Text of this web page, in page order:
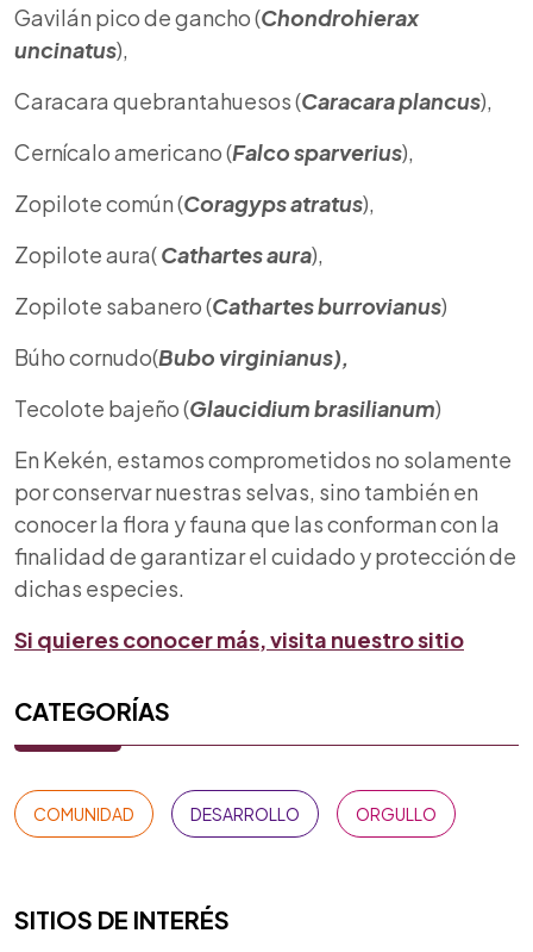
Gavilán pico de gancho (Chondrohierax
uncinatus),
Caracara quebrantahuesos (Caracara plancus),
Cernícalo americano (Falco sparverius),
Zopilote común (Coragyps atratus),
Zopilote aura(Cathartes aura),
Zopilote sabanero (Cathartes burrovianus)
Búho cornudo(Bubo virginianus),
Tecolote bajeño (Glaucidium brasilianum)
En Kekén, estamos comprometidos no solamente
por conservar nuestras selvas, sino también en
conocer la flora y fauna que las conforman con la
finalidad de garantizar el cuidado y protección de
dichas especies.
Si quieres conocer más, visita nuestro sitio
CATEGORÍAS
COMUNIDAD DESARROLLO ORGULLO
SITIOS DE INTERÉS